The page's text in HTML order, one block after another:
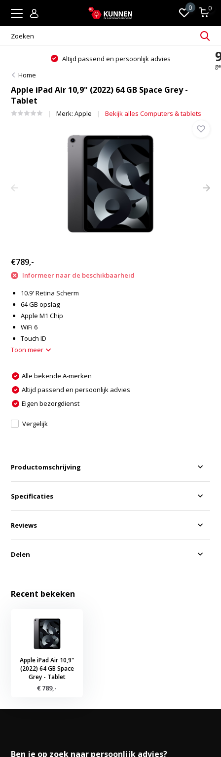
0 0
Altijd passend en persoonlijk advies
Home
Apple iPad Air 10,9" (2022) 64 GB Space Grey -
Tablet
Merk:Apple Bekijk alles Computers & tablets
€789,-
Informeer naar de beschikbaarheid
10.9' Retina Scherm
64 GB opslag
Apple M1 Chip
WiFi 6
Touch ID
Toon meer
Alle bekende A-merken
Altijd passend en persoonlijk advies
Eigen bezorgdienst
Vergelijk
Productomschrijving
Specificaties
Reviews
Delen
Recent bekeken
Apple iPad Air 10,9"
(2022) 64 GB Space
Grey - Tablet
€ 789,-
Ben je op zoek naar persoonlijk advies?